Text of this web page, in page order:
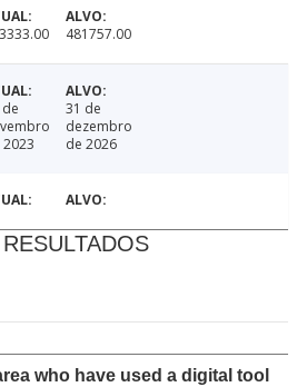
481757.00
2023
31 de
dezembro
de 2026
who have used a digital tool